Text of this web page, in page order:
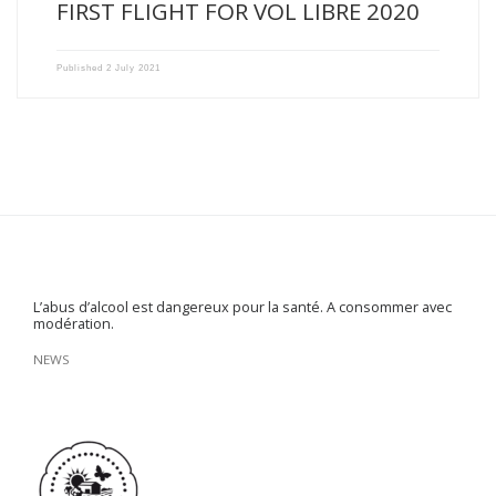
FIRST FLIGHT FOR VOL LIBRE 2020
Published 2 July 2021
L’abus d’alcool est dangereux pour la santé. A consommer avec
modération.
NEWS